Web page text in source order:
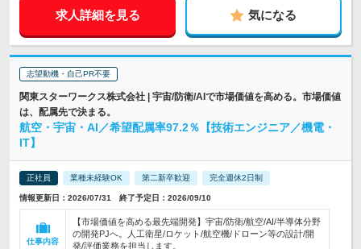
求人詳細を見る 気になる
志望動機・自己PR不要
関東スターワークス株式会社 | 宇宙/防衛/AIで市場価値を高める。市場価値
は、配属先で決まる。
航空・宇宙・AI／希望配属率97.2％【技術エンジニア／機電・
IT】
正社員 業種未経験OK 第二新卒歓迎 完全週休2日制
情報更新日：2026/07/31 終了予定日：2026/09/10
仕事内容
【市場価値を高める最先端開発】宇宙/防衛/航空/AI/半導体分野
の開発PJへ。人工衛星/ロケット/航空機/ドローン等の設計/開
発/評価業務を担当します。